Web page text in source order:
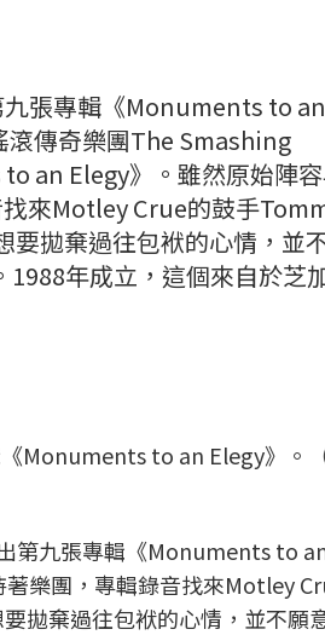
張專輯《Monuments to an
滾傳奇樂團The Smashing
an Elegy》。雖然原始陣
來Motley Crue的鼓手
要拋棄過往包袱的心情，並
年成立，這個來自於芝
Monuments to an Elegy》。
第九張專輯 《Monuments to
樂團，專輯錄音找來Motley
拋棄過往包袱的心情，並不願